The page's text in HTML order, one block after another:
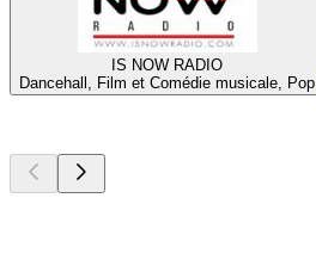
IS NOW RADIO
Dancehall, Film et Comédie musicale, Pop